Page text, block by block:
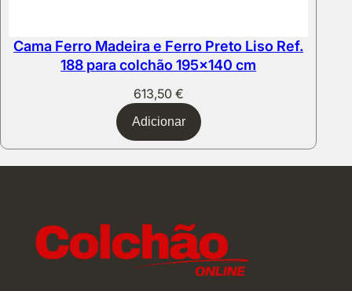
Cama Ferro Madeira e Ferro Preto Liso Ref.
188 para colchão 195×140 cm
613,50 €
Adicionar